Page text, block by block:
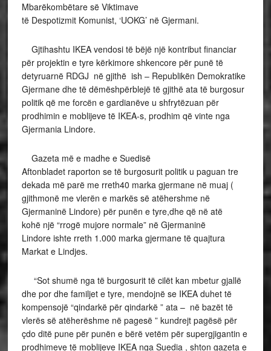
Mbarëkombëtare së Viktimave
të Despotizmit Komunist, ‘UOKG’ në Gjermani.
Gjtihashtu IKEA vendosi të bëjë një kontribut financiar
për projektin e tyre kërkimore shkencore për punë të
detyruarnë RDGJ në gjithë ish – Republikën Demokratike
Gjermane dhe të dëmëshpërblejë të gjithë ata të burgosur
politik që me forcën e gardianëve u shfrytëzuan për
prodhimin e moblijeve të IKEA-s, prodhim që vinte nga
Gjermania Lindore.
Gazeta më e madhe e Suedisë
Aftonbladet raporton se të burgosurit politik u paguan tre
dekada më parë me rreth40 marka gjermane në muaj (
gjithmonë me vlerën e markës së atëhershme në
Gjermaninë Lindore) për punën e tyre,dhe që në atë
kohë një “rrogë mujore normale” në Gjermaninë
Lindore ishte rreth 1.000 marka gjermane të quajtura
Markat e Lindjes.
“Sot shumë nga të burgosurit të cilët kan mbetur gjallë
dhe por dhe familjet e tyre, mendojnë se IKEA duhet të
kompensojë “qindarkë për qindarkë ” ata – në bazët të
vlerës së atëherëshme në pagesë ” kundrejt pagësë për
çdo ditë pune për punën e bërë vetëm për supergjigantin e
prodhimeve të moblijeve IKEA nga Suedia , shton gazeta e